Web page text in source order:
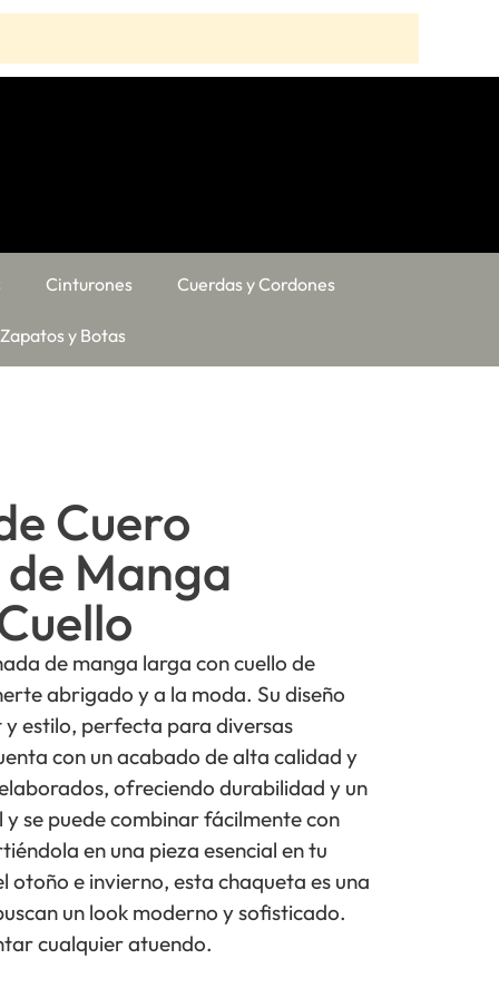
Cinturones Cuerdas y Cordones
Zapatos y Botas
Cuero
Manga
de manga larga con cuello de
abrigado y a la moda. Su diseño
estilo, perfecta para diversas
con un acabado de alta calidad y
ofreciendo durabilidad y un
se puede combinar fácilmente con
en una pieza esencial en tu
e invierno, esta chaqueta es una
un look moderno y sofisticado.
cualquier atuendo.